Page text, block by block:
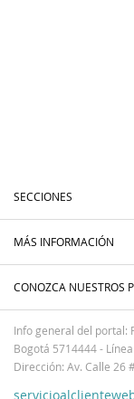
SECCIONES
MÁS INFORMACIÓN
CONOZCA NUESTROS
Info general del portal:
Bogotá 5714444 -
Dirección: Av. Calle 26